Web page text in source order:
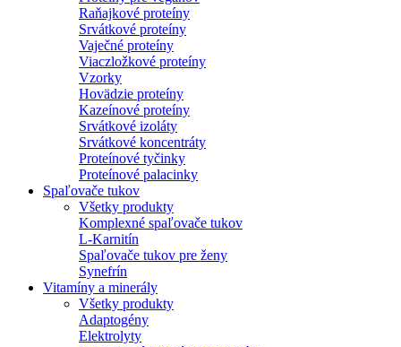
Raňajkové proteíny
Srvátkové proteíny
Vaječné proteíny
Viaczložkové proteíny
Vzorky
Hovädzie proteíny
Kazeínové proteíny
Srvátkové izoláty
Srvátkové koncentráty
Proteínové tyčinky
Proteínové palacinky
Spaľovače tukov
Všetky produkty
Komplexné spaľovače tukov
L-Karnitín
Spaľovače tukov pre ženy
Synefrín
Vitamíny a minerály
Všetky produkty
Adaptogény
Elektrolyty